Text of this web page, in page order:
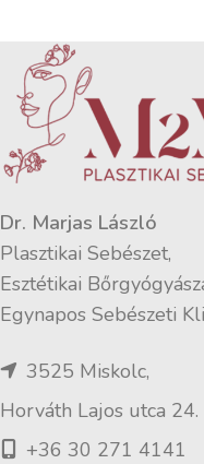
Dr. Marjas László
Plasztikai Sebészet,
Esztétikai
Egynapos Sebészeti
3525 Miskolc,
Horváth Lajos utca 24.
+36 30 271 4141